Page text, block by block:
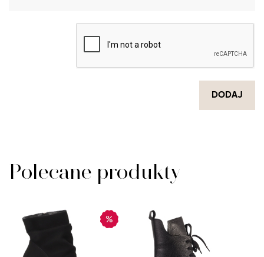
DODAJ
Polecane produkty